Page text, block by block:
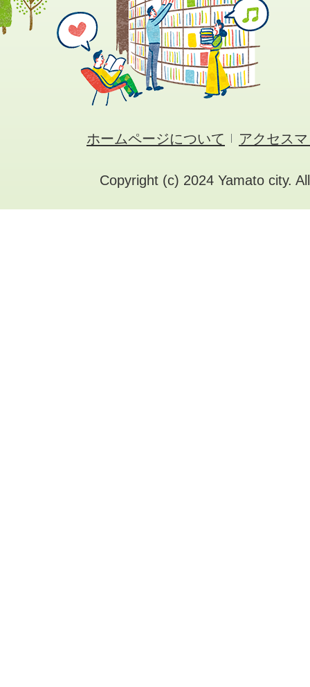
ホームページについて アクセス
Copyright (c) 2024 Yamato city.